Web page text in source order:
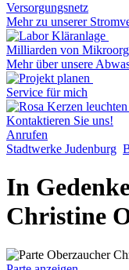
Versorgungsnetz
Mehr zu unserer
Milliarden von
Mehr über unsere
Service für mich
Kontaktieren Sie uns!
Anrufen
Stadtwerke Judenburg
In
Christine